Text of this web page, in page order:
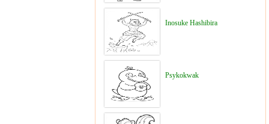
Inosuke Hashibira
Psykokwak